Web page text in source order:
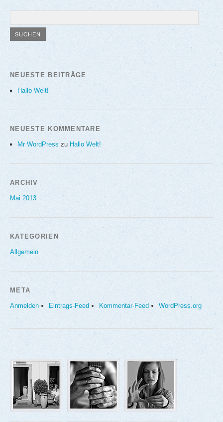
NEUESTE BEITRÄGE
Hallo Welt!
NEUESTE KOMMENTARE
Mr WordPress zu Hallo Welt!
ARCHIV
Mai 2013
KATEGORIEN
Allgemein
META
Anmelden Eintrags-Feed Kommentar-Feed WordPress.org